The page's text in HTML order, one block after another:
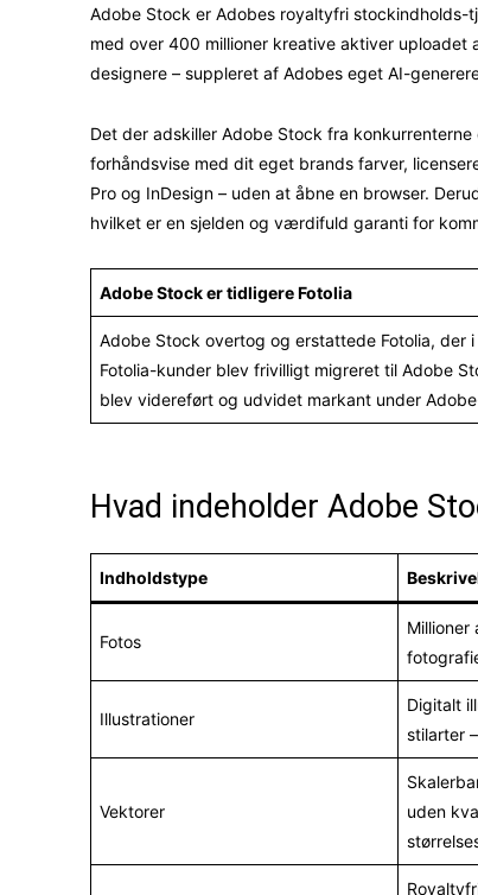
Adobe Stock er Adobes royaltyfri
med over 400 millioner kreative aktiver
designere – suppleret af Adobes eget AI-
Det der adskiller Adobe Stock fra
forhåndsvise med dit eget brands farver,
Pro og InDesign – uden at åbne en browser.
hvilket er en sjelden og værdifuld garanti for
Adobe Stock er tidligere Fotolia
Adobe Stock overtog og erstattede Fotolia, der
Fotolia-kunder blev frivilligt migreret til Adobe
blev videreført og udvidet markant under
Hvad indeholder Adobe
Indholdstype
Fotos
Millioner
Illustrationer
Digitalt
stilarter
Vektorer
uden